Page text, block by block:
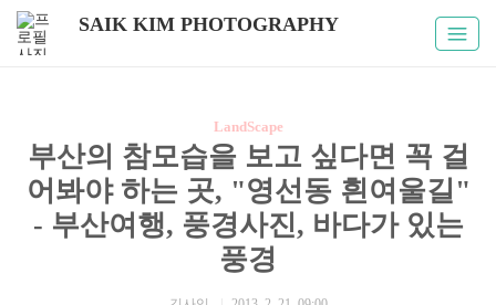
SAIK KIM PHOTOGRAPHY
LandScape
부산의 참모습을 보고 싶다면 꼭 걸
어봐야 하는 곳, "영선동 흰여울길"
- 부산여행, 풍경사진, 바다가 있는
풍경